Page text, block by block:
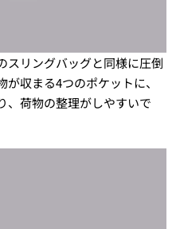
スリングバッグと同様に圧倒
収まる4つのポケットに、
、荷物の整理がしやすいで